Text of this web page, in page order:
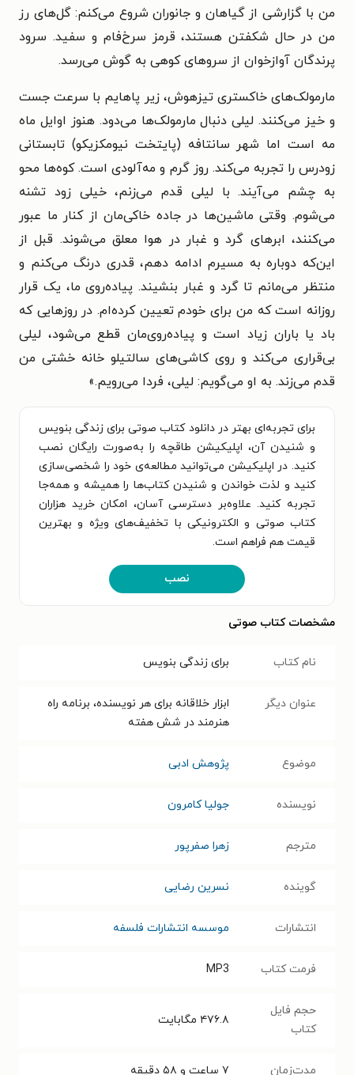
من با گزارشی از گیاهان و جانوران شروع می‌کنم: گل‌های رز
من در حال شکفتن هستند، قرمز سرخ‌فام و سفید. سرود
پرندگان آوازخوان از سروهای کوهی به گوش می‌رسد.
مارمولک‌های خاکستری تیزهوش، زیر پاهایم با سرعت جست
و خیز می‌کنند. لیلی دنبال مارمولک‌ها می‌دود. هنوز اوایل ماه
مه است اما شهر سانتافه (پایتخت نیومکزیکو) تابستانی
زودرس را تجربه می‌کند. روز گرم و مه‌آلودی است. کوه‌ها محو
به چشم می‌آیند. با لیلی قدم می‌زنم، خیلی زود تشنه
می‌شوم. وقتی ماشین‌ها در جاده خاکی‌مان از کنار ما عبور
می‌کنند، ابرهای گرد و غبار در هوا معلق می‌شوند. قبل از
این‌که دوباره به مسیرم ادامه دهم، قدری درنگ می‌کنم و
منتظر می‌مانم تا گرد و غبار بنشیند. پیاده‌روی ما، یک قرار
روزانه است که من برای خودم تعیین کرده‌ام. در روزهایی که
باد یا باران زیاد است و پیاده‌روی‌مان قطع می‌شود، لیلی
بی‌قراری می‌کند و روی کاشی‌های سالتیلو خانه خشتی من
قدم می‌زند. به او می‌گویم: لیلی، فردا می‌رویم.»
برای تجربه‌ای بهتر در دانلود کتاب صوتی برای زندگی بنویس
و شنیدن آن، اپلیکیشن طاقچه را به‌صورت رایگان نصب
کنید. در اپلیکیشن می‌توانید مطالعه‌ی خود را شخصی‌سازی
کنید و لذت خواندن و شنیدن کتاب‌ها را همیشه و همه‌جا
تجربه کنید. علاوه‌بر دسترسی آسان، امکان خرید هزاران
کتاب صوتی و الکترونیکی با تخفیف‌های ویژه و بهترین
قیمت هم فراهم است.
نصب
مشخصات کتاب صوتی
نام کتاب برای زندگی بنویس
عنوان دیگر
ابزار خلاقانه برای هر نویسنده، برنامه راه
هنرمند در شش هفته
موضوع پژوهش ادبی
نویسنده جولیا کامرون
مترجم زهرا صفرپور
گوینده نسرین رضایی
انتشارات موسسه انتشارات فلسفه
فرمت کتاب MP3
حجم فایل
کتاب
۴۷۶.۸ مگابایت
مدت‌زمان ۷ ساعت و ۵۸ دقیقه